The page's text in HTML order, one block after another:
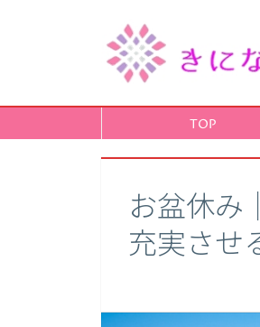
TOP
お盆休み
充実させ